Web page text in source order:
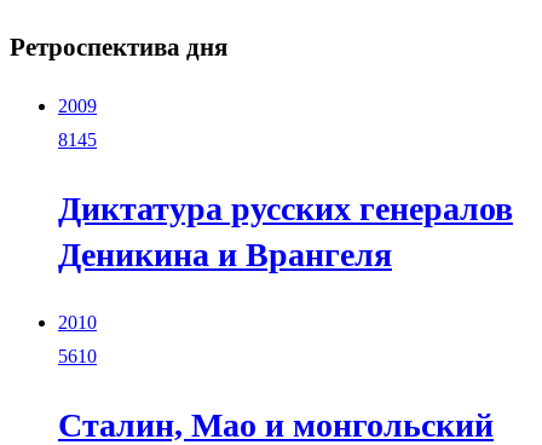
Ретроспектива дня
2009
8145
Диктатура русских генералов
Деникина и Врангеля
2010
5610
Сталин, Мао и монгольский